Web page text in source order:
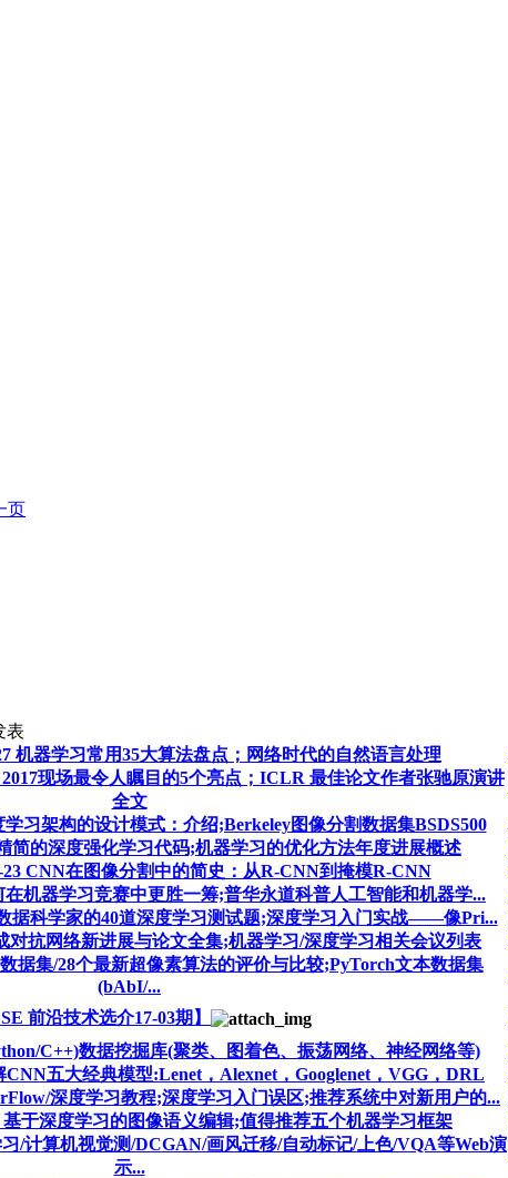
页
表
机器学习常用35大算法盘点；网络时代的自然语言处理
现场最令人瞩目的5个亮点；ICLR 最佳论文作者张驰原演讲
全文
学习架构的设计模式：介绍;Berkeley图像分割数据集BSDS500
简的深度强化学习代码;机器学习的优化方法年度进展概述
23 CNN在图像分割中的简史：从R-CNN到掩模R-CNN
在机器学习竞赛中更胜一筹;普华永道科普人工智能和机器学...
据科学家的40道深度学习测试题;深度学习入门实战——像Pri...
对抗网络新进展与论文全集;机器学习/深度学习相关会议列表
据集/28个最新超像素算法的评价与比较;PyTorch文本数据集
(bAbI/...
前沿技术选介17-03期】
C++)数据挖掘库(聚类、图着色、振荡网络、神经网络等)
CNN五大经典模型:Lenet，Alexnet，Googlenet，VGG，DRL
深度学习教程;深度学习入门误区;推荐系统中对新用户的...
基于深度学习的图像语义编辑;值得推荐五个机器学习框架
/计算机视觉测/DCGAN/画风迁移/自动标记/上色/VQA等Web演
示...